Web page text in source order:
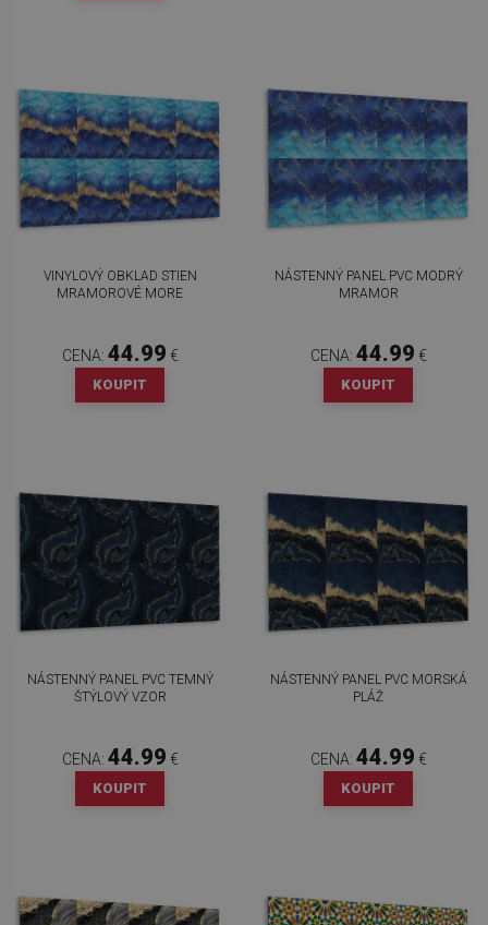
VINYLOVÝ OBKLAD STIEN
MRAMOROVÉ MORE
CENA: 44.99 €
KOUPIT
NÁSTENNÝ PANEL PVC MODRÝ
MRAMOR
CENA: 44.99 €
KOUPIT
NÁSTENNÝ PANEL PVC TEMNÝ
ŠTÝLOVÝ VZOR
CENA: 44.99 €
KOUPIT
NÁSTENNÝ PANEL PVC MORSKÁ
PLÁŽ
CENA: 44.99 €
KOUPIT